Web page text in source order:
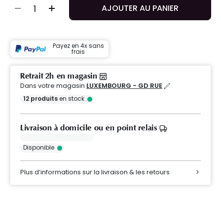
AJOUTER AU PANIER
Payez en 4x sans
frais
Retrait 2h en magasin
Dans votre magasin LUXEMBOURG - GD RUE
12 produitsen stock
Livraison à domicile ou en point relais
Disponible
Plus d’informations sur la livraison & les retours